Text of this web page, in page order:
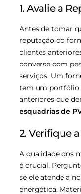
1. Avalie a
Antes de tomar
reputação do
clientes
converse com
serviços. Um
tem um portfólio
anteriores que
esquadrias de
2. Verifique
A qualidade dos
é crucial.
se ele atende a
energética.